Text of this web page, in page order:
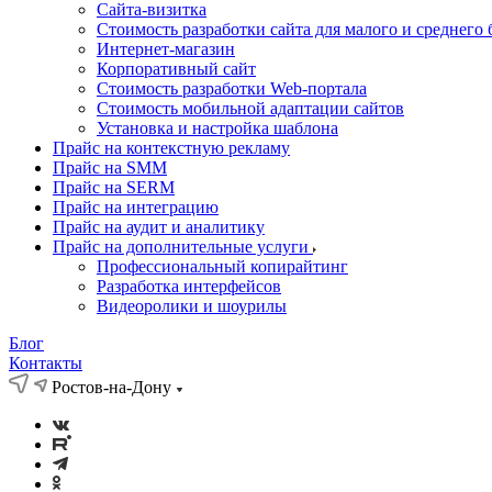
Cайта-визитка
Стоимость разработки сайта для малого и среднего
Интернет-магазин
Корпоративный сайт
Стоимость разработки Web-портала
Стоимость мобильной адаптации сайтов
Установка и настройка шаблона
Прайс на контекстную рекламу
Прайс на SMM
Прайс на SERM
Прайс на интеграцию
Прайс на аудит и аналитику
Прайс на дополнительные услуги
Профессиональный копирайтинг
Разработка интерфейсов
Видеоролики и шоурилы
Блог
Контакты
Ростов-на-Дону